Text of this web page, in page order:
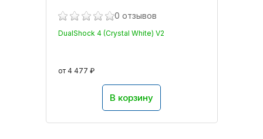
0 отзывов
DualShock 4 (Crystal White) V2
от 4 477 ₽
В корзину